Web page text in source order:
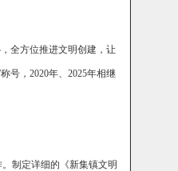
全方位推进文明创建，让
号，2020年、2025年相继
制定详细的《新集镇文明